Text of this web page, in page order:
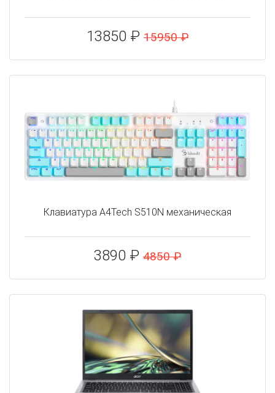
13850 ₽ 15950 ₽
Клавиатура A4Tech S510N механическая
3890 ₽ 4850 ₽